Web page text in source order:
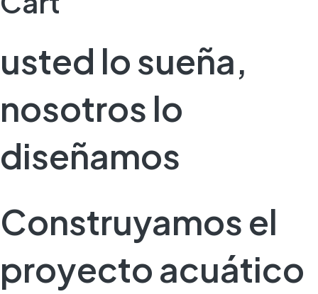
usted lo sueña,
nosotros lo
diseñamos
Construyamos el
proyecto acuático